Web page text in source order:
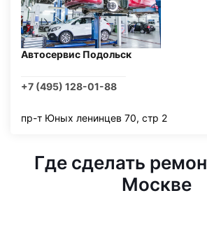
Автосервис Подольск
+7 (495) 128-01-88
пр-т Юных ленинцев 70, стр 2
Где сделать
Москве